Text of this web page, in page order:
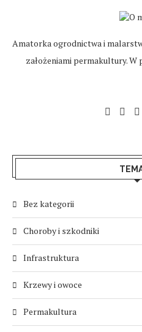
Amatorka ogrodnictwa i
założeniami permakultury.
Bez kategorii
Choroby i szkodniki
Infrastruktura
Krzewy i owoce
Permakultura